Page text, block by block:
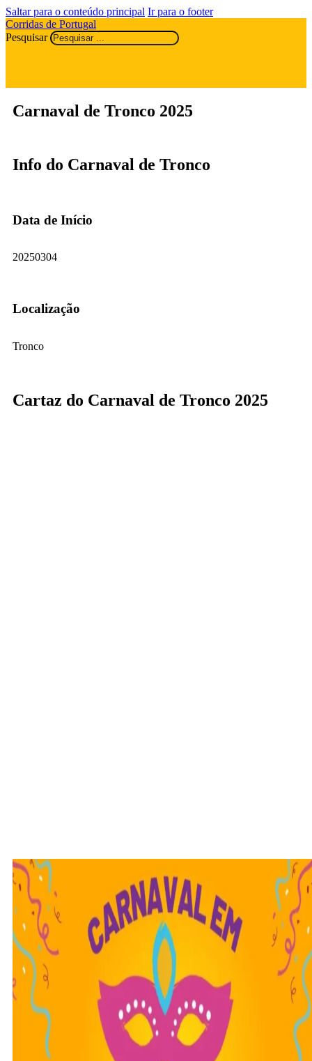
Saltar para o conteúdo principal Ir para o footer
Corridas de Portugal
Pesquisar
Carnaval de Tronco 2025
Info do Carnaval de Tronco
Data de Início
20250304
Localização
Tronco
Cartaz do Carnaval de Tronco 2025